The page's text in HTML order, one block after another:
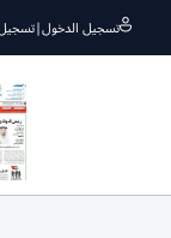
تسجيل الدخول|